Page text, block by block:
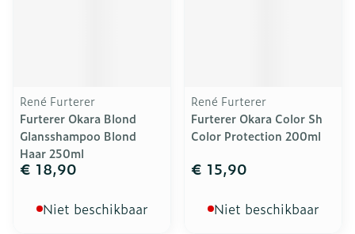
René Furterer
Furterer Okara Blond
Glansshampoo Blond
Haar 250ml
€ 18,90
Niet beschikbaar
René Furterer
Furterer Okara Color Sh
Color Protection 200ml
€ 15,90
Niet beschikbaar